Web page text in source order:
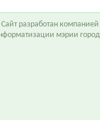
разработан компанией
мэрии